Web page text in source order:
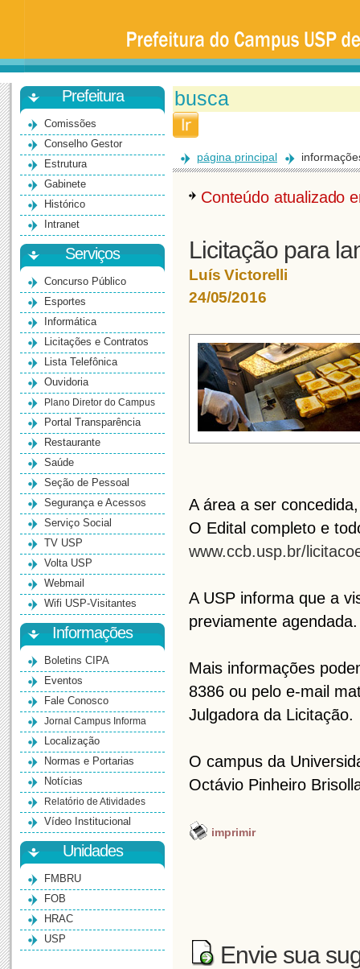
Universidade
São
Paulo
-
BauruPrefeitura
Comissões
Conselho Gestor
Estrutura
Gabinete
Histórico
Intranet
Serviços
Concurso Público
Esportes
Informática
Licitações e Contratos
Lista Telefônica
Ouvidoria
Plano Diretor do Campus
Portal Transparência
Restaurante
Saúde
Seção de Pessoal
Segurança e Acessos
Serviço Social
TV USP
Volta USP
Webmail
Wifi USP-Visitantes
Informações
Boletins CIPA
Eventos
Fale Conosco
Jornal Campus Informa
Localização
Normas e Portarias
Notícias
Relatório de Atividades
Vídeo Institucional
Unidades
FMBRU
FOB
HRAC
USP
página principal
Conteúdo atualizado
Licitação para
Luís Victorelli
24/05/2016
A área a ser
O Edital completo e
www.ccb.usp.br/
A USP informa que a
previamente agendada.
Mais informações
8386 ou pelo e-mail
Julgadora da Licitação.
O campus da
Octávio Pinheiro
imprimir
Envie sua